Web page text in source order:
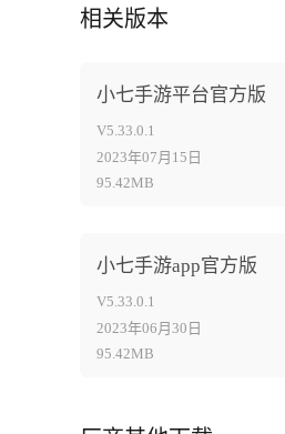
相关版本
小七手游平台官方版
95.42MB
V5.33.0.1
2023年07月15日
小七手游app官方版
95.42MB
V5.33.0.1
2023年06月30日